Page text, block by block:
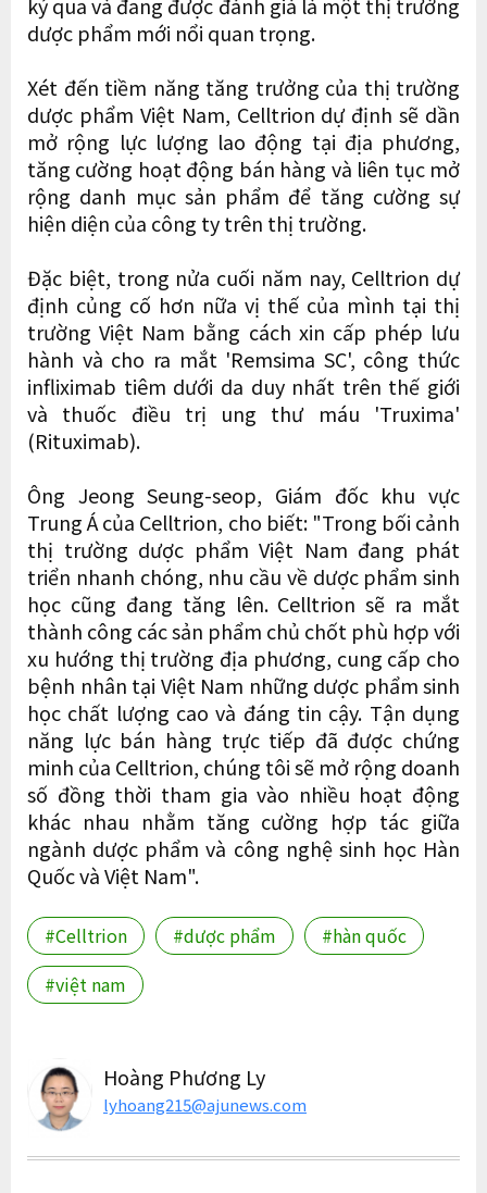
dược phẩm mới nổi quan trọng.
Xét đến tiềm năng tăng trưởng của thị trường
dược phẩm Việt Nam, Celltrion dự định sẽ dần
mở rộng lực lượng lao động tại địa phương,
tăng cường hoạt động bán hàng và liên tục mở
rộng danh mục sản phẩm để tăng cường sự
hiện diện của công ty trên thị trường.
Đặc biệt, trong nửa cuối năm nay, Celltrion dự
định củng cố hơn nữa vị thế của mình tại thị
trường Việt Nam bằng cách xin cấp phép lưu
hành và cho ra mắt 'Remsima SC', công thức
infliximab tiêm dưới da duy nhất trên thế giới
và thuốc điều trị ung thư máu 'Truxima'
(Rituximab).
Ông Jeong Seung-seop, Giám đốc khu vực
Trung Á của Celltrion, cho biết: "Trong bối cảnh
thị trường dược phẩm Việt Nam đang phát
triển nhanh chóng, nhu cầu về dược phẩm sinh
học cũng đang tăng lên. Celltrion sẽ ra mắt
thành công các sản phẩm chủ chốt phù hợp với
xu hướng thị trường địa phương, cung cấp cho
bệnh nhân tại Việt Nam những dược phẩm sinh
học chất lượng cao và đáng tin cậy. Tận dụng
năng lực bán hàng trực tiếp đã được chứng
minh của Celltrion, chúng tôi sẽ mở rộng doanh
số đồng thời tham gia vào nhiều hoạt động
khác nhau nhằm tăng cường hợp tác giữa
ngành dược phẩm và công nghệ sinh học Hàn
Quốc và Việt Nam".
#Celltrion #dược phẩm
#hàn quốc
#việt nam
Hoàng Phương Ly
lyhoang215@ajunews.com